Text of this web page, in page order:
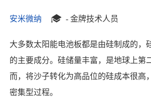
安米微纳  - 金牌技术人员
大多数太阳能电池板都是由硅制成的，
的主要成分。硅储量丰富，是地球上第
而，将沙子转化为高品位的硅成本很高
密集型过程。